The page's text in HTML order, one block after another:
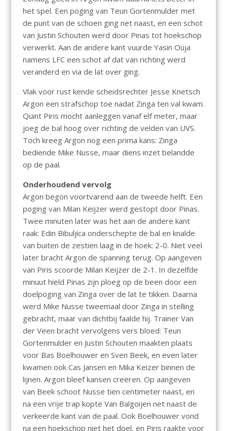
het spel. Een poging van Teun Gortenmulder met
de punt van de schoen ging net naast, en een schot
van Justin Schouten werd door Pinas tot hoekschop
verwerkt. Aan de andere kant vuurde Yasin Ouja
namens LFC een schot af dat van richting werd
veranderd en via de lat over ging.
Vlak voor rust kende scheidsrechter Jesse Knetsch
Argon een strafschop toe nadat Zinga ten val kwam.
Quint Piris mocht aanleggen vanaf elf meter, maar
joeg de bal hoog over richting de velden van UVS.
Toch kreeg Argon nog een prima kans: Zinga
bediende Mike Nusse, maar diens inzet belandde
op de paal.
Onderhoudend vervolg
Argon begon voortvarend aan de tweede helft. Een
poging van Milan Keijzer werd gestopt door Pinas.
Twee minuten later was het aan de andere kant
raak: Edin Bibuljica onderschepte de bal en knalde
van buiten de zestien laag in de hoek: 2-0. Niet veel
later bracht Argon de spanning terug. Op aangeven
van Piris scoorde Milan Keijzer de 2-1. In dezelfde
minuut hield Pinas zijn ploeg op de been door een
doelpoging van Zinga over de lat te tikken. Daarna
werd Mike Nusse tweemaal door Zinga in stelling
gebracht, maar van dichtbij faalde hij. Trainer Van
der Veen bracht vervolgens vers bloed: Teun
Gortenmulder en Justin Schouten maakten plaats
voor Bas Boelhouwer en Sven Beek, en even later
kwamen ook Cas Jansen en Mika Keizer binnen de
lijnen. Argon bleef kansen creëren. Op aangeven
van Beek schoot Nusse tien centimeter naast, en
na een vrije trap kopte Van Balgoijen net naast de
verkeerde kant van de paal. Ook Boelhouwer vond
na een hoekschop niet het doel, en Piris raakte voor